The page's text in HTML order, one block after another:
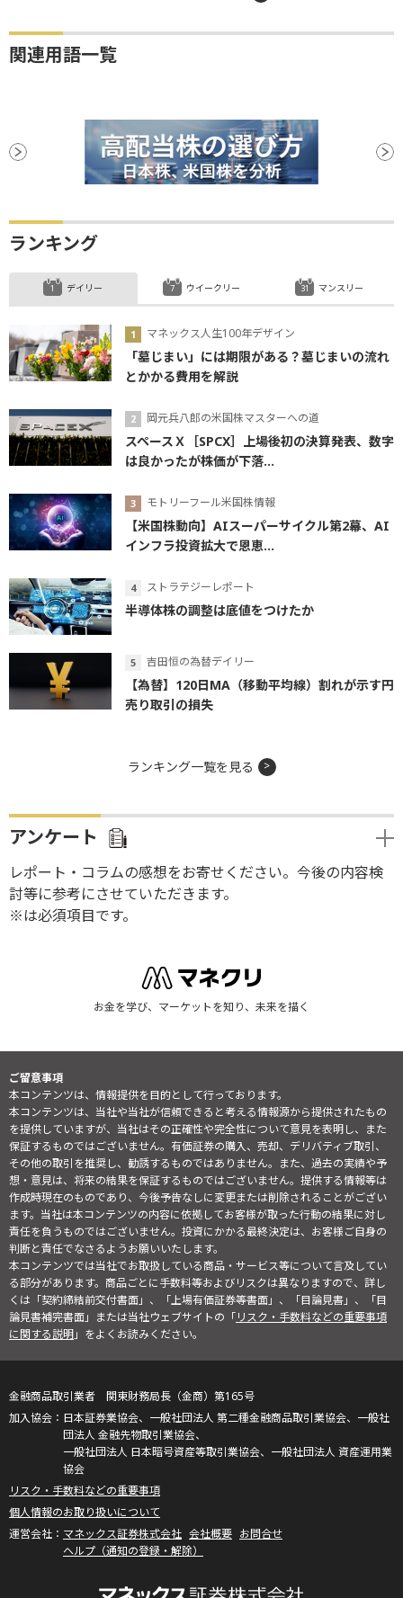
関連用語一覧
ランキング
デイリー
マネックス人生100年デザイン
「墓じまい」には期限がある？墓じまいの流れ
とかかる費用を解説
岡元兵八郎の米国株マスターへの道
スペースＸ［SPCX］上場後初の決算発表、数字
は良かったが株価が下落...
モトリーフール米国株情報
【米国株動向】AIスーパーサイクル第2幕、AI
インフラ投資拡大で恩恵...
ストラテジーレポート
半導体株の調整は底値をつけたか
吉田恒の為替デイリー
【為替】120日MA（移動平均線）割れが示す円
売り取引の損失
ウイークリー マンスリー
ランキング一覧を見る
アンケート
レポート・コラムの感想をお寄せください。今後の内容検
討等に参考にさせていただきます。
※は必須項目です。
お金を学び、マーケットを知り、未来を描く
ご留意事項
本コンテンツは、情報提供を目的として行っております。
本コンテンツは、当社や当社が信頼できると考える情報源から提供されたもの
を提供していますが、当社はその正確性や完全性について意見を表明し、また
保証するものではございません。有価証券の購入、売却、デリバティブ取引、
その他の取引を推奨し、勧誘するものではありません。また、過去の実績や予
想・意見は、将来の結果を保証するものではございません。提供する情報等は
作成時現在のものであり、今後予告なしに変更または削除されることがござい
ます。当社は本コンテンツの内容に依拠してお客様が取った行動の結果に対し
責任を負うものではございません。投資にかかる最終決定は、お客様ご自身の
判断と責任でなさるようお願いいたします。
本コンテンツでは当社でお取扱している商品・サービス等について言及してい
る部分があります。商品ごとに手数料等およびリスクは異なりますので、詳し
くは「契約締結前交付書面」、「上場有価証券等書面」、「目論見書」、「目
論見書補完書面」または当社ウェブサイトの「リスク・手数料などの重要事項
に関する説明」をよくお読みください。
金融商品取引業者 関東財務局長（金商）第165号
日本証券業協会、一般社団法人 第二種金融商品取引業協会、一般社
団法人 金融先物取引業協会、
一般社団法人 日本暗号資産等取引業協会、一般社団法人 資産運用業
協会
リスク・手数料などの重要事項
個人情報のお取り扱いについて
マネックス証券株式会社 会社概要 お問合せ
ヘルプ（通知の登録・解除）